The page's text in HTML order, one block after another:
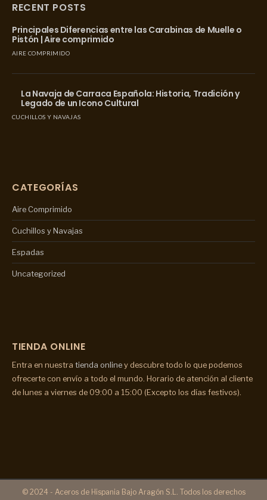
RECENT POSTS
Principales Diferencias entre las Carabinas de Muelle o
Pistón | Aire comprimido
AIRE COMPRIMIDO
La Navaja de Carraca Española: Historia, Tradición y
Legado de un Icono Cultural
CUCHILLOS Y NAVAJAS
CATEGORÍAS
Aire Comprimido
Cuchillos y Navajas
Espadas
Uncategorized
TIENDA ONLINE
Entra en nuestra tienda onliney descubre todo lo que podemos
ofrecerte con envío a todo el mundo. Horario de atención al cliente
de lunes a viernes de 09:00 a 15:00 (Excepto los días festivos).
© 2024 - Aceros de Hispania Bajo Aragón S.L. Todos los derechos